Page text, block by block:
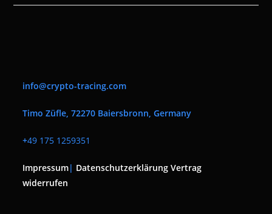
info@crypto-tracing.com
Timo Züfle, 72270 Baiersbronn, Germany
+49 175 1259351
Impressum| Datenschutzerklärung Vertrag
widerrufen